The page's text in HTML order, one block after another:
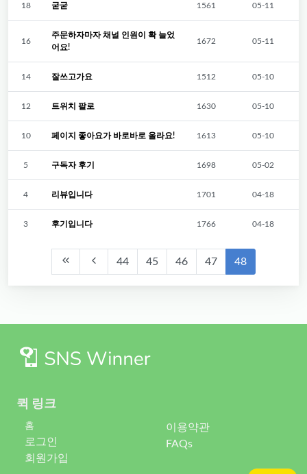
18 굳굳 1561 05-11
16
주문하자마자 채널 인원이 확 늘었
어요!
1672 05-11
14 잘쓰고가요 1512 05-10
12 트위치 팔로 1630 05-10
10 페이지 좋아요가 바로바로 올라요! 1613 05-10
5 구독자 후기 1698 05-02
4 리뷰입니다 1701 04-18
3 후기입니다 1766 04-18
44 45 46 47 48
퀵 링크
홈
로그인
회원가입
이용약관
FAQs